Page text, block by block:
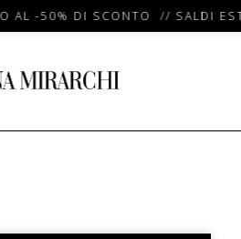
AL -50% DI SCONTO // SALDI